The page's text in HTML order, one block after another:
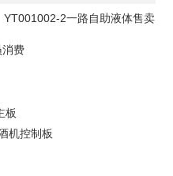
自助液体售卖
费
板
机控制板